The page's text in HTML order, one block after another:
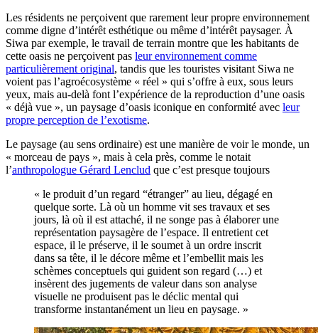
Les résidents ne perçoivent que rarement leur propre environnement
comme digne d’intérêt esthétique ou même d’intérêt paysager. À
Siwa par exemple, le travail de terrain montre que les habitants de
cette oasis ne perçoivent pas leur environnement comme
particulièrement original, tandis que les touristes visitant Siwa ne
voient pas l’agroécosystème « réel » qui s’offre à eux, sous leurs
yeux, mais au-delà font l’expérience de la reproduction d’une oasis
« déjà vue », un paysage d’oasis iconique en conformité avec leur
propre perception de l’exotisme.
Le paysage (au sens ordinaire) est une manière de voir le monde, un
« morceau de pays », mais à cela près, comme le notait
l’anthropologue Gérard Lenclud que c’est presque toujours
« le produit d’un regard “étranger” au lieu, dégagé en
quelque sorte. Là où un homme vit ses travaux et ses
jours, là où il est attaché, il ne songe pas à élaborer une
représentation paysagère de l’espace. Il entretient cet
espace, il le préserve, il le soumet à un ordre inscrit
dans sa tête, il le décore même et l’embellit mais les
schèmes conceptuels qui guident son regard (…) et
insèrent des jugements de valeur dans son analyse
visuelle ne produisent pas le déclic mental qui
transforme instantanément un lieu en paysage. »